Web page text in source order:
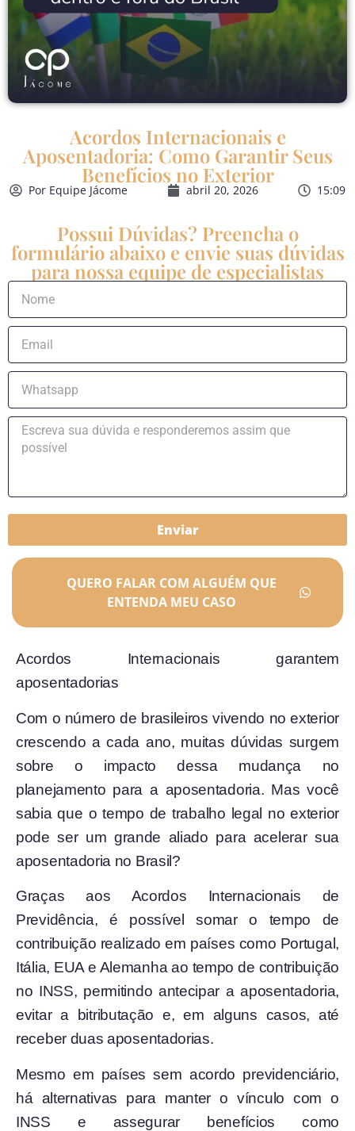
Acordos Internacionais e
Aposentadoria: Como Garantir Seus
Benefícios no Exterior
Por Equipe Jácome abril 20, 2026 15:09
Possui Dúvidas? Preencha o
formulário abaixo e envie suas dúvidas
para nossa equipe de especialistas
Enviar
QUERO FALAR COM ALGUÉM QUE
ENTENDA MEU CASO
Acordos Internacionais garantem
aposentadorias
Com o número de brasileiros vivendo no exterior
crescendo a cada ano, muitas dúvidas surgem
sobre o impacto dessa mudança no
planejamento para a aposentadoria. Mas você
sabia que o tempo de trabalho legal no exterior
pode ser um grande aliado para acelerar sua
aposentadoria no Brasil?
Graças aos Acordos Internacionais de
Previdência, é possível somar o tempo de
contribuição realizado em países como Portugal,
Itália, EUA e Alemanha ao tempo de contribuição
no INSS, permitindo antecipar a aposentadoria,
evitar a bitributação e, em alguns casos, até
receber duas aposentadorias.
Mesmo em países sem acordo previdenciário,
há alternativas para manter o vínculo com o
INSS e assegurar benefícios como